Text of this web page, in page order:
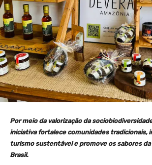
Por meio da valorização da
iniciativa fortalece comunidades tradicionais,
turismo sustentável e promove os sabores da
Brasil.